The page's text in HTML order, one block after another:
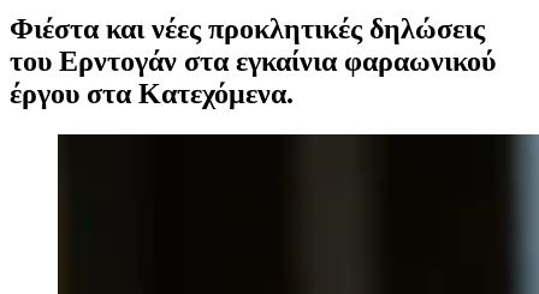
Φιέστα και νέες προκλητικές δηλώσεις
του Ερντογάν στα εγκαίνια φαραωνικού
έργου στα Κατεχόμενα.